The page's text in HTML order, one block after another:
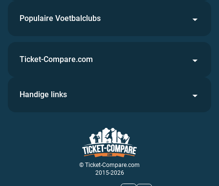
Populaire Voetbalclubs
© Ticket-Compare.com
2015-2026
Ticket-Compare.com
Handige links